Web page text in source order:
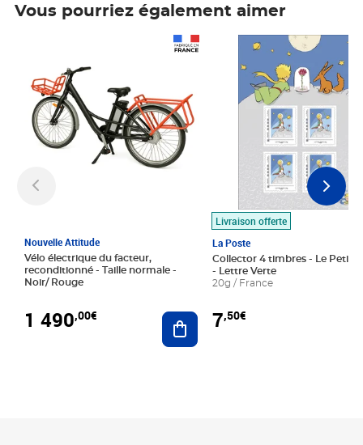
Vous pourriez également aimer
Nouvelle Attitude
Vélo électrique du facteur,
reconditionné - Taille normale -
Noir/ Rouge
1 490,00€ Ajouter au panier
Livraison offerte
La Poste
Collector 4 timbres - Le Petit
- Lettre Verte
20g / France
7,50€
Prix 7,50€